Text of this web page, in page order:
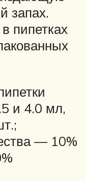
запах.
пипетках
и 4.0 мл,
— 10%